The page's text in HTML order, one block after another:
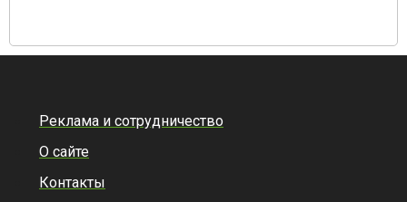
Реклама и сотрудничество
О сайте
Контакты